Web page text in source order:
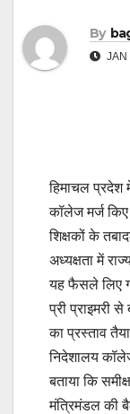
By
JAN
हिमाचल प्रदेश
कॉलेज मर्ज
शिक्षकों के
अध्यक्षता में
यह फैसले लिए
प्री प्राइमरी
का प्रस्ताव
निदेशालय
बताया कि
मंत्रिमंडल की